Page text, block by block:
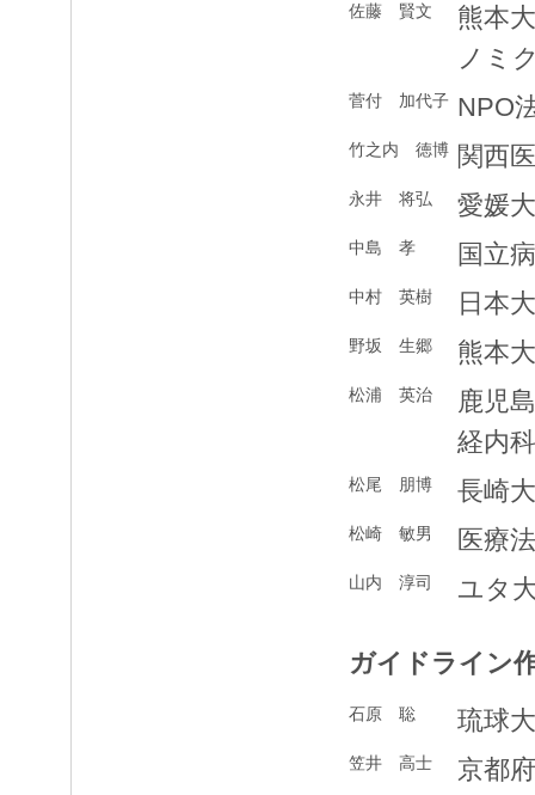
佐藤 賢文
熊本
ノミ
菅付 加代子 NPO
竹之内 徳博 関西
永井 将弘 愛媛
中島 孝 国立
中村 英樹 日本
野坂 生郷 熊本
松浦 英治
鹿児
経内
松尾 朋博 長崎
松崎 敏男 医療
山内 淳司 ユタ
ガイドライン
石原 聡 琉球
笠井 高士 京都